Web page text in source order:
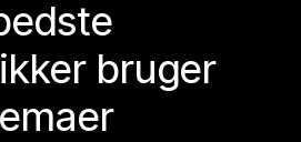
bruger